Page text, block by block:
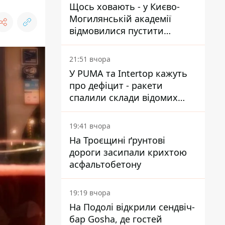
Щось ховають - у Києво-
Могилянській академії
відмовилися пустити
комісію з охорони пам'яток
на територію
21:51 вчора
У PUMA та Intertop кажуть
про дефіцит - ракети
спалили склади відомих
брендів
19:41 вчора
На Троєщині ґрунтові
дороги засипали крихтою
асфальтобетону
19:19 вчора
На Подолі відкрили сендвіч-
бар Gosha, де гостей